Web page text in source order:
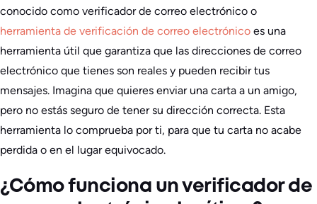
conocido como verificador de correo electrónico o
herramienta de verificación de correo electrónico es una
herramienta útil que garantiza que las direcciones de correo
electrónico que tienes son reales y pueden recibir tus
mensajes. Imagina que quieres enviar una carta a un amigo,
pero no estás seguro de tener su dirección correcta. Esta
herramienta lo comprueba por ti, para que tu carta no acabe
perdida o en el lugar equivocado.
¿Cómo funciona un verificador de